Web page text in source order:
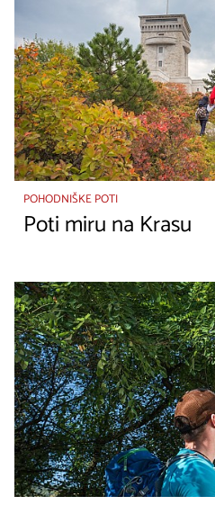
POHODNIŠKE POTI
Poti miru na Krasu